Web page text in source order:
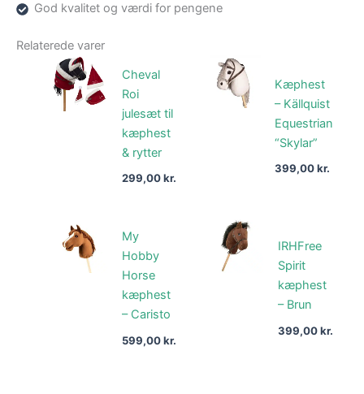
God kvalitet og værdi for pengene
Relaterede varer
Cheval
Roi
julesæt til
kæphest
& rytter
299,00kr.
Kæphest
– Källquist
Equestrian
“Skylar”
399,00kr.
My
Hobby
Horse
kæphest
– Caristo
599,00kr.
IRHFree
Spirit
kæphest
– Brun
399,00kr.